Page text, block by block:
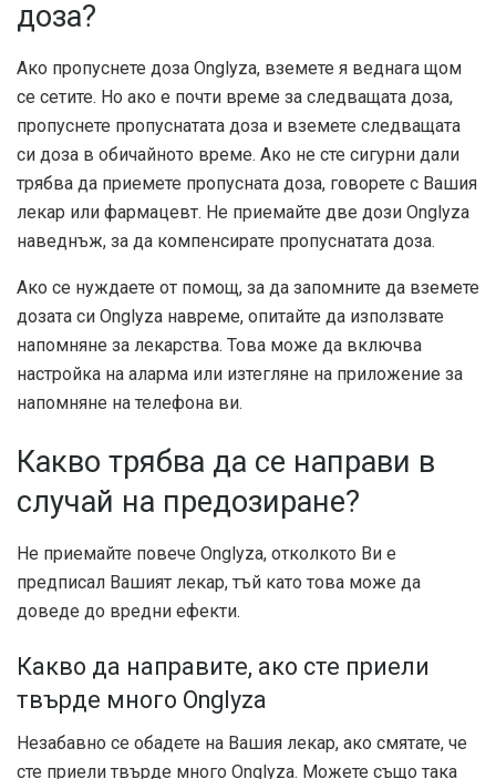
доза?
Ако пропуснете доза Onglyza, вземете я веднага щом
се сетите. Но ако е почти време за следващата доза,
пропуснете пропуснатата доза и вземете следващата
си доза в обичайното време. Ако не сте сигурни дали
трябва да приемете пропусната доза, говорете с Вашия
лекар или фармацевт. Не приемайте две дози Onglyza
наведнъж, за да компенсирате пропуснатата доза.
Ако се нуждаете от помощ, за да запомните да вземете
дозата си Onglyza навреме, опитайте да използвате
напомняне за лекарства. Това може да включва
настройка на аларма или изтегляне на приложение за
напомняне на телефона ви.
Какво трябва да се направи в
случай на предозиране?
Не приемайте повече Onglyza, отколкото Ви е
предписал Вашият лекар, тъй като това може да
доведе до вредни ефекти.
Какво да направите, ако сте приели
твърде много Onglyza
Незабавно се обадете на Вашия лекар, ако смятате, че
сте приели твърде много Onglyza. Можете също така